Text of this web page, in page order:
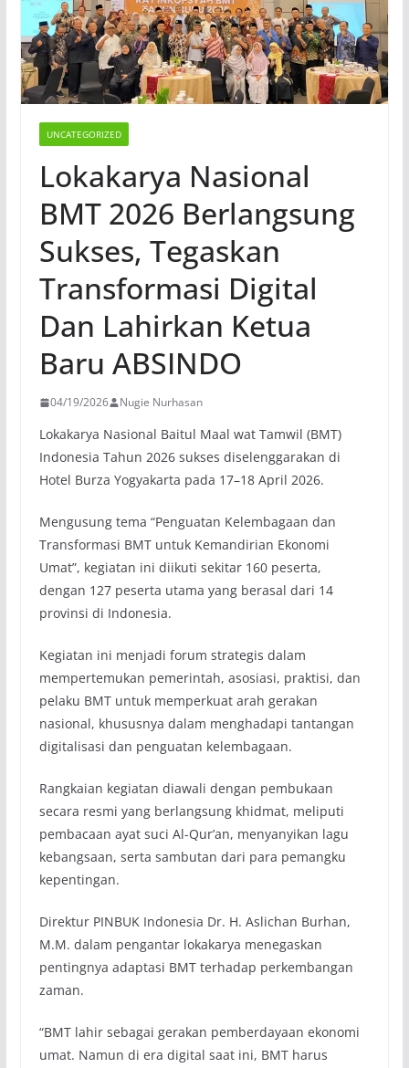
UNCATEGORIZED
Lokakarya Nasional
BMT 2026 Berlangsung
Sukses, Tegaskan
Transformasi Digital
Dan Lahirkan Ketua
Baru ABSINDO
04/19/2026 Nugie Nurhasan
Lokakarya Nasional Baitul Maal wat Tamwil (BMT)
Indonesia Tahun 2026 sukses diselenggarakan di
Hotel Burza Yogyakarta pada 17–18 April 2026.
Mengusung tema “Penguatan Kelembagaan dan
Transformasi BMT untuk Kemandirian Ekonomi
Umat”, kegiatan ini diikuti sekitar 160 peserta,
dengan 127 peserta utama yang berasal dari 14
provinsi di Indonesia.
Kegiatan ini menjadi forum strategis dalam
mempertemukan pemerintah, asosiasi, praktisi, dan
pelaku BMT untuk memperkuat arah gerakan
nasional, khususnya dalam menghadapi tantangan
digitalisasi dan penguatan kelembagaan.
Rangkaian kegiatan diawali dengan pembukaan
secara resmi yang berlangsung khidmat, meliputi
pembacaan ayat suci Al-Qur’an, menyanyikan lagu
kebangsaan, serta sambutan dari para pemangku
kepentingan.
Direktur PINBUK Indonesia Dr. H. Aslichan Burhan,
M.M. dalam pengantar lokakarya menegaskan
pentingnya adaptasi BMT terhadap perkembangan
zaman.
“BMT lahir sebagai gerakan pemberdayaan ekonomi
umat. Namun di era digital saat ini, BMT harus